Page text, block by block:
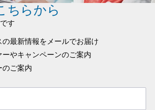
ちらから
す
の最新情報をメールでお届け
ーやキャンペーンのご案内
のご案内